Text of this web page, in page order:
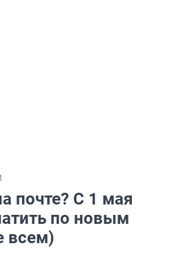
почте? С 1 мая
по новым
всем)